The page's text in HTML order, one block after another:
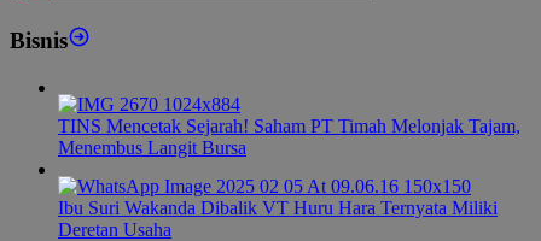
Bisnis
TINS Mencetak Sejarah! Saham PT Timah Melonjak Tajam,
Menembus Langit Bursa
Ibu Suri Wakanda Dibalik VT Huru Hara Ternyata Miliki
Deretan Usaha